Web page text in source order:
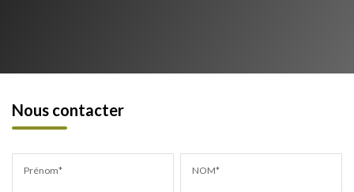
Nous contacter
Prénom* NOM*